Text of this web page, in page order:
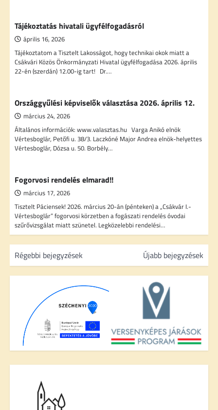
Tájékoztatás hivatali ügyfélfogadásról
április 16, 2026
Tájékoztatom a Tisztelt Lakosságot, hogy technikai okok miatt a
Csákvári Közös Önkormányzati Hivatal ügyfélfogadása 2026. április
22-én (szerdán) 12.00-ig tart! Dr.…
Országgyűlési képviselők választása 2026. április 12.
március 24, 2026
Általános információk: www.valasztas.hu Varga Anikó elnök
Vértesboglár, Petőfi u. 38/3. Laczkóné Major Andrea elnök-helyettes
Vértesboglár, Dózsa u. 50. Borbély…
Fogorvosi rendelés elmarad!!
március 17, 2026
Tisztelt Páciensek! 2026. március 20-án (pénteken) a „Csákvár I.-
Vértesboglár” fogorvosi körzetben a fogászati rendelés óvodai
szűrővizsgálat miatt szünetel. Legközelebbi rendelési…
B
e
Régebbi bejegyzések Újabb bejegyzések